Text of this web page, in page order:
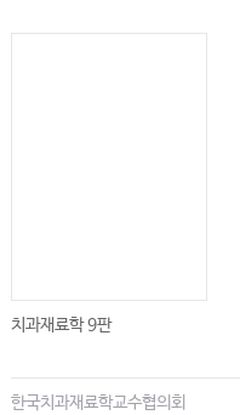
치과재료학 9판
한국치과재료학교수협의회